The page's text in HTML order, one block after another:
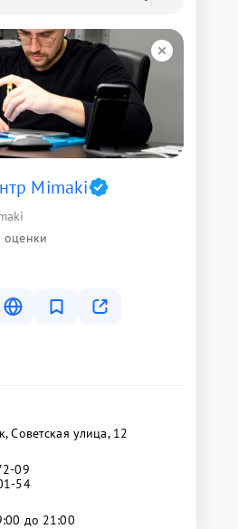
Mimaki
оценки
Советская улица, 12
09
54
до 21:00